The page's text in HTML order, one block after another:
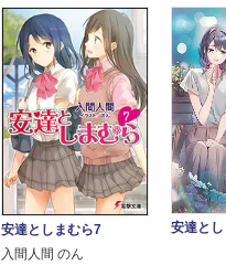
安達としまむら7
入間人間 のん
安達と